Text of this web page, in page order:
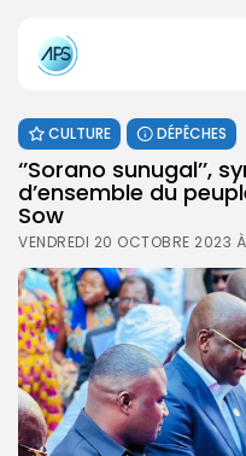
CULTURE DÉPÊCHES
‘’Sorano sunugal’’,
d’ensemble du
Sow
VENDREDI 20 OCTOBRE 2023